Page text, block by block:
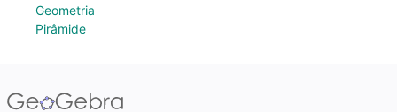
Geometria
Pirâmide